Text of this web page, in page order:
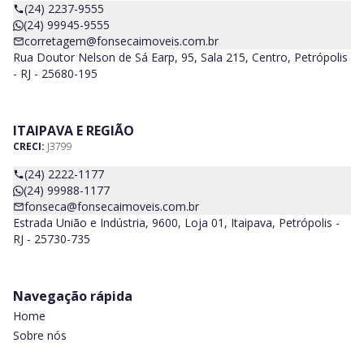
(24) 2237-9555
(24) 99945-9555
corretagem@fonsecaimoveis.com.br
Rua Doutor Nelson de Sá Earp, 95, Sala 215, Centro, Petrópolis
- RJ - 25680-195
ITAIPAVA E REGIÃO
CRECI: J3799
(24) 2222-1177
(24) 99988-1177
fonseca@fonsecaimoveis.com.br
Estrada União e Indústria, 9600, Loja 01, Itaipava, Petrópolis -
RJ - 25730-735
Navegação rápida
Home
Sobre nós